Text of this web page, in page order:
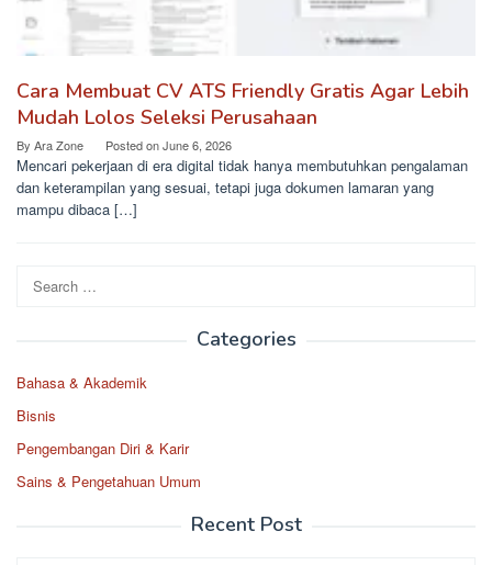
Cara Membuat CV ATS Friendly Gratis Agar Lebih
Mudah Lolos Seleksi Perusahaan
By Ara Zone Posted onJune 6, 2026
Mencari pekerjaan di era digital tidak hanya membutuhkan pengalaman
dan keterampilan yang sesuai, tetapi juga dokumen lamaran yang
mampu dibaca […]
Search
for:
Categories
Bahasa & Akademik
Bisnis
Pengembangan Diri & Karir
Sains & Pengetahuan Umum
Recent Post